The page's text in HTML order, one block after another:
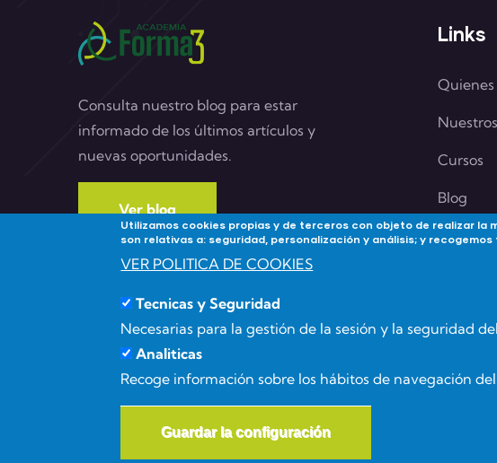
Consulta nuestro blog para estar
informado de los últimos artículos y
nuevas oportunidades.
Ver blog
Links
Quienes
Cursos
Blog
© CopyrightMasgenia2026. All Rights Reserved.
Utilizamos cookies propias y de terceros con objeto de realizar
son relativas a: seguridad, personalización y análisis; y
VER POLITICA DE COOKIES
Tecnicas y Seguridad
Necesarias para la gestión de la sesión y la seguridad
Analiticas
Recoge información sobre los hábitos de navegación
Guardar la configuración